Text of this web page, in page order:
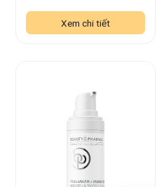
Xem chi tiết